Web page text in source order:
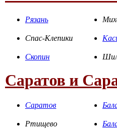
Рязань
Спас-Клепики
Скопин
Саратов и
Саратов
Ртищево